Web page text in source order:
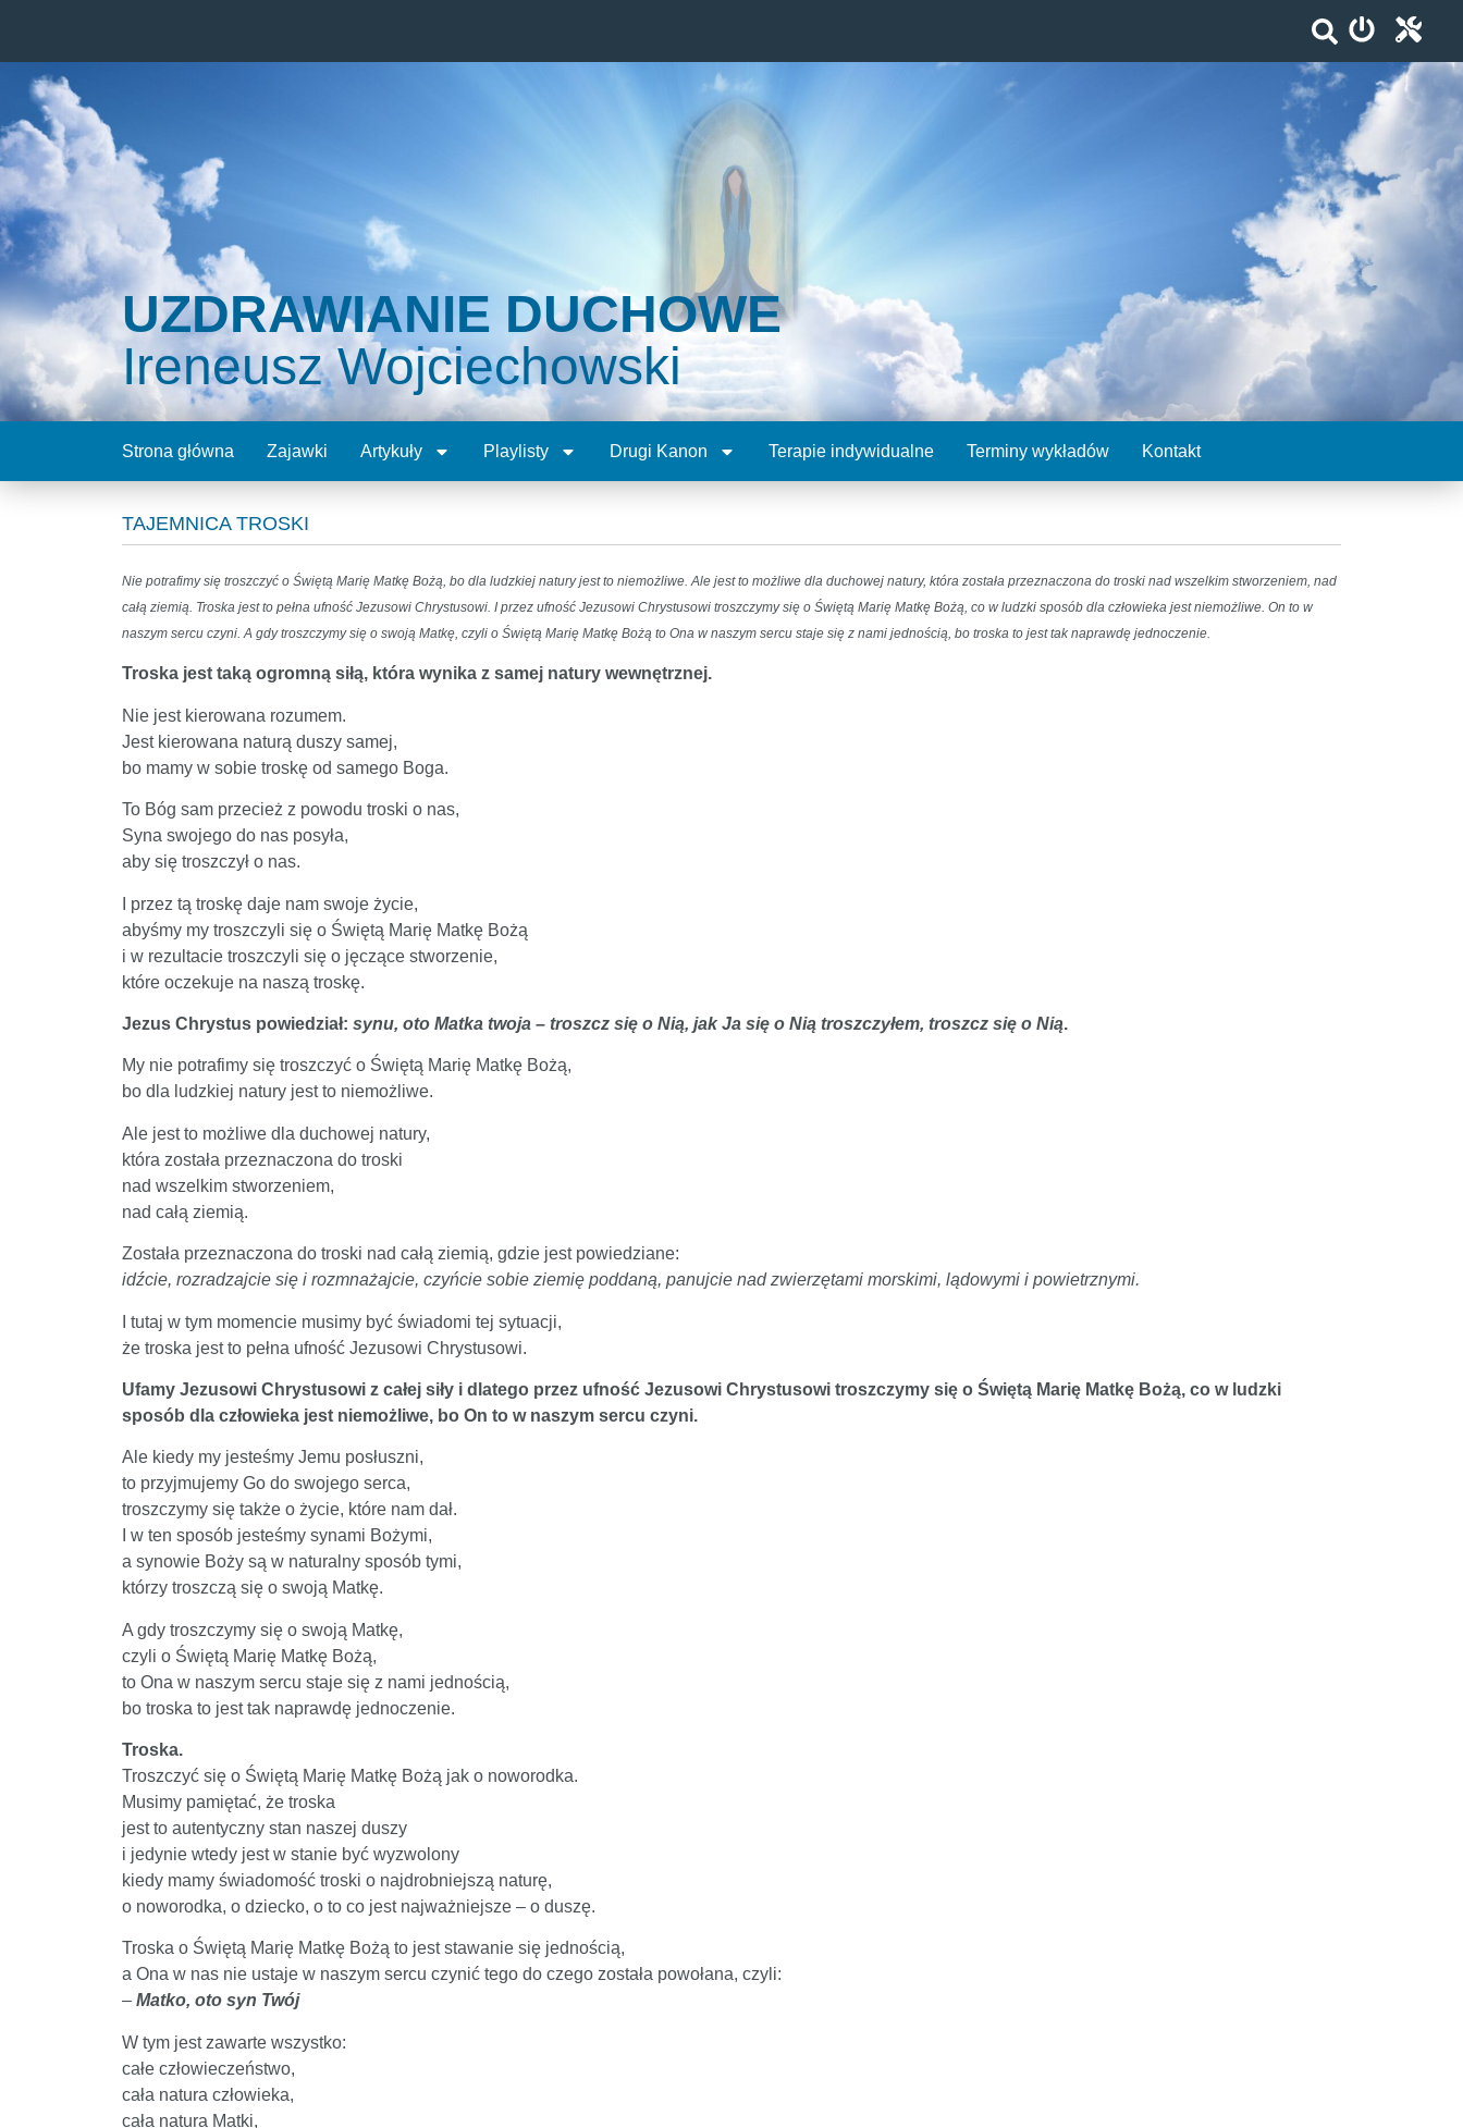
UZDRAWIANIE DUCHOWE
Ireneusz Wojciechowski
Strona główna Zajawki Artykuły Playlisty Drugi Kanon Terapie indywidualne Terminy wykładów Kontakt
TAJEMNICA TROSKI
Nie potrafimy się troszczyć o Świętą Marię Matkę Bożą, bo dla ludzkiej natury jest to niemożliwe. Ale jest to możliwe dla duchowej natury, która została przeznaczona do troski nad wszelkim stworzeniem, nad
całą ziemią. Troska jest to pełna ufność Jezusowi Chrystusowi. I przez ufność Jezusowi Chrystusowi troszczymy się o Świętą Marię Matkę Bożą, co w ludzki sposób dla człowieka jest niemożliwe. On to w
naszym sercu czyni. A gdy troszczymy się o swoją Matkę, czyli o Świętą Marię Matkę Bożą to Ona w naszym sercu staje się z nami jednością, bo troska to jest tak naprawdę jednoczenie.
Troska jest taką ogromną siłą, która wynika z samej natury wewnętrznej.
Nie jest kierowana rozumem.
Jest kierowana naturą duszy samej,
bo mamy w sobie troskę od samego Boga.
To Bóg sam przecież z powodu troski o nas,
Syna swojego do nas posyła,
aby się troszczył o nas.
I przez tą troskę daje nam swoje życie,
abyśmy my troszczyli się o Świętą Marię Matkę Bożą
i w rezultacie troszczyli się o jęczące stworzenie,
które oczekuje na naszą troskę.
Jezus Chrystus powiedział: synu, oto Matka twoja – troszcz się o Nią, jak Ja się o Nią troszczyłem, troszcz się o Nią.
My nie potrafimy się troszczyć o Świętą Marię Matkę Bożą,
bo dla ludzkiej natury jest to niemożliwe.
Ale jest to możliwe dla duchowej natury,
która została przeznaczona do troski
nad wszelkim stworzeniem,
nad całą ziemią.
Została przeznaczona do troski nad całą ziemią, gdzie jest powiedziane:
idźcie, rozradzajcie się i rozmnażajcie, czyńcie sobie ziemię poddaną, panujcie nad zwierzętami morskimi, lądowymi i powietrznymi.
I tutaj w tym momencie musimy być świadomi tej sytuacji,
że troska jest to pełna ufność Jezusowi Chrystusowi.
Ufamy Jezusowi Chrystusowi z całej siły i dlatego przez ufność Jezusowi Chrystusowi troszczymy się o Świętą Marię Matkę Bożą, co w ludzki
sposób dla człowieka jest niemożliwe, bo On to w naszym sercu czyni.
Ale kiedy my jesteśmy Jemu posłuszni,
to przyjmujemy Go do swojego serca,
troszczymy się także o życie, które nam dał.
I w ten sposób jesteśmy synami Bożymi,
a synowie Boży są w naturalny sposób tymi,
którzy troszczą się o swoją Matkę.
A gdy troszczymy się o swoją Matkę,
czyli o Świętą Marię Matkę Bożą,
to Ona w naszym sercu staje się z nami jednością,
bo troska to jest tak naprawdę jednoczenie.
Troska.
Troszczyć się o Świętą Marię Matkę Bożą jak o noworodka.
Musimy pamiętać, że troska
jest to autentyczny stan naszej duszy
i jedynie wtedy jest w stanie być wyzwolony
kiedy mamy świadomość troski o najdrobniejszą naturę,
o noworodka, o dziecko, o to co jest najważniejsze – o duszę.
Troska o Świętą Marię Matkę Bożą to jest stawanie się jednością,
a Ona w nas nie ustaje w naszym sercu czynić tego do czego została powołana, czyli:
– Matko, oto syn Twój
W tym jest zawarte wszystko:
całe człowieczeństwo,
cała natura człowieka,
cała natura Matki,